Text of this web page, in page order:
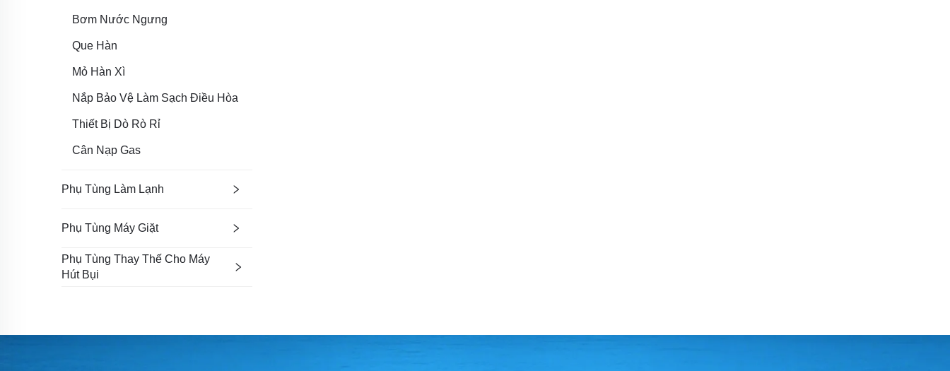
Bơm Nước Ngưng
Que Hàn
Mỏ Hàn Xì
Nắp Bảo Vệ Làm Sạch Điều Hòa
Thiết Bị Dò Rò Rỉ
Cân Nạp Gas
Phụ Tùng Làm Lạnh
Phụ Tùng Máy Giặt
Phụ Tùng Thay Thế Cho Máy
Hút Bụi